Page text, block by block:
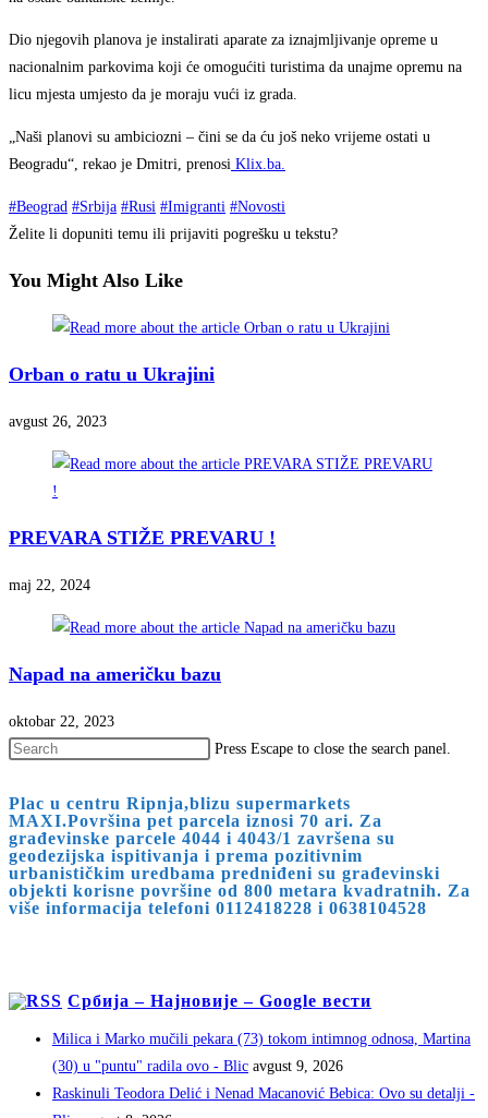
Dio njegovih planova je instalirati aparate za iznajmljivanje opreme u
nacionalnim parkovima koji će omogućiti turistima da unajme opremu na
licu mjesta umjesto da je moraju vući iz grada.
„Naši planovi su ambiciozni – čini se da ću još neko vrijeme ostati u
Beogradu“, rekao je Dmitri, prenosi Klix.ba.
#Beograd #Srbija #Rusi #Imigranti #Novosti
Želite li dopuniti temu ili prijaviti pogrešku u tekstu?
You Might Also Like
Orban o ratu u Ukrajini
avgust 26, 2023
PREVARA STIŽE PREVARU !
maj 22, 2024
Napad na američku bazu
oktobar 22, 2023
Press Escape to close the search panel.
Plac u centru Ripnja,blizu supermarkets
MAXI.Površina pet parcela iznosi 70 ari. Za
građevinske parcele 4044 i 4043/1 završena su
geodezijska ispitivanja i prema pozitivnim
urbanističkim uredbama predniđeni su građevinski
objekti korisne površine od 800 metara kvadratnih. Za
više informacija telefoni 0112418228 i 0638104528
Србија – Најновије – Google вести
Milica i Marko mučili pekara (73) tokom intimnog odnosa, Martina
(30) u "puntu" radila ovo - Blic avgust 9, 2026
Raskinuli Teodora Delić i Nenad Macanović Bebica: Ovo su detalji -